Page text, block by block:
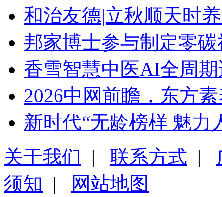
和治友德|立秋顺天时
邦家博士参与制定零
香雪智慧中医AI全周
2026中网前瞻，东方
新时代“无龄榜样 魅力
关于我们 | 联系方式 |
须知 |
网站地图